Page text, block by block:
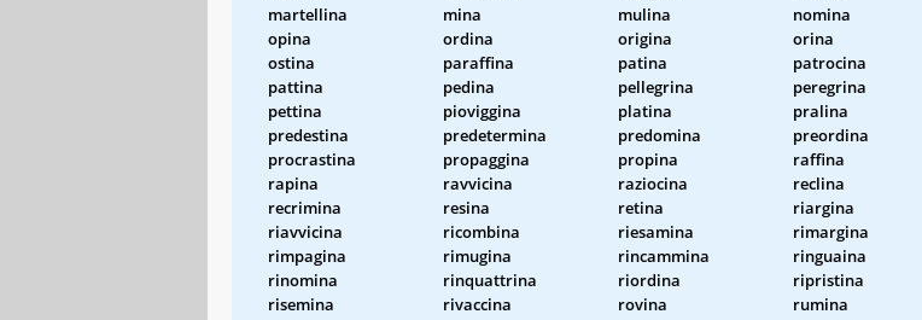
martellina
mina mulina
nomina
opina
ordina origina
orina
ostina
paraffina patina
patrocina
pattina
pedina pellegrina
peregrina
pettina
pioviggina platina
pralina
predestina
predetermina predomina
preordina
procrastina
propaggina propina
raffina
rapina
ravvicina raziocina
reclina
recrimina
resina retina
riargina
riavvicina
ricombina riesamina
rimargina
rimpagina
rimugina rincammina
ringuaina
rinomina
rinquattrina riordina
ripristina
risemina
rivaccina rovina
rumina